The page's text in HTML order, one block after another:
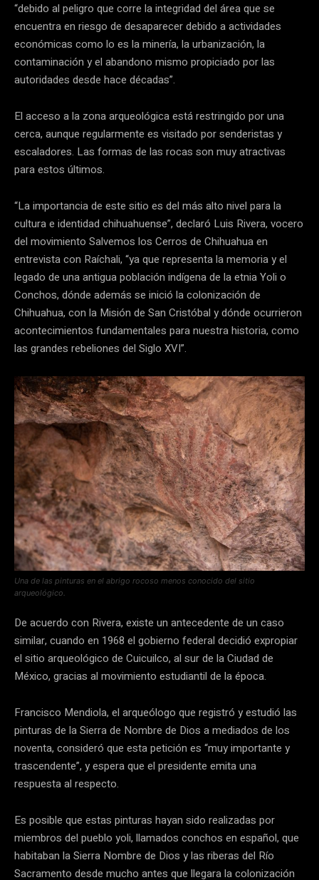
“debido al peligro que corre la integridad del área que se
encuentra en riesgo de desaparecer debido a actividades
económicas como lo es la minería, la urbanización, la
contaminación y el abandono mismo propiciado por las
autoridades desde hace décadas”.
El acceso a la zona arqueológica está restringido por una
cerca, aunque regularmente es visitado por senderistas y
escaladores. Las formas de las rocas son muy atractivas
para estos últimos.
“La importancia de este sitio es del más alto nivel para la
cultura e identidad chihuahuense”, declaró Luis Rivera, vocero
del movimiento Salvemos los Cerros de Chihuahua en
entrevista con Raíchali, “ya que representa la memoria y el
legado de una antigua población indígena de la etnia Yoli o
Conchos, dónde además se inició la colonización de
Chihuahua, con la Misión de San Cristóbal y dónde ocurrieron
acontecimientos fundamentales para nuestra historia, como
las grandes rebeliones del Siglo XVI”.
Una de las pinturas en el abrigo rocoso menos conocido del sitio
arqueológico.
De acuerdo con Rivera, existe un antecedente de un caso
similar, cuando en 1968 el gobierno federal decidió expropiar
el sitio arqueológico de Cuicuilco, al sur de la Ciudad de
México, gracias al movimiento estudiantil de la época.
Francisco Mendiola, el arqueólogo que registró y estudió las
pinturas de la Sierra de Nombre de Dios a mediados de los
noventa, consideró que esta petición es “muy importante y
trascendente”, y espera que el presidente emita una
respuesta al respecto.
Es posible que estas pinturas hayan sido realizadas por
miembros del pueblo yoli, llamados conchos en español, que
habitaban la Sierra Nombre de Dios y las riberas del Río
Sacramento desde mucho antes que llegara la colonización